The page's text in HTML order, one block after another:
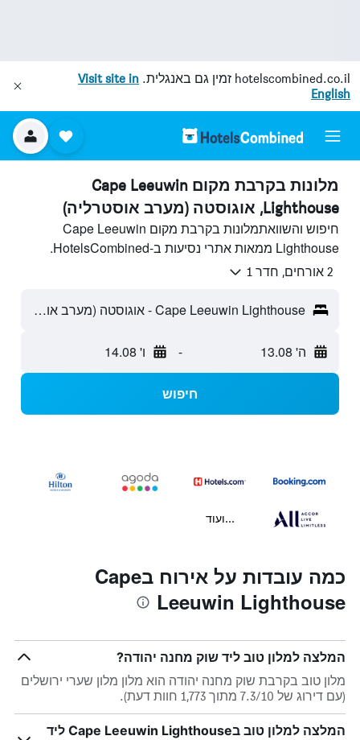
hotelscombined.co.il זמין גם באנגלית. Visit site in
English
מלונות בקרבת מקום Cape Leeuwin
Lighthouse, אוגוסטה (מערב אוסטרליה)
חיפוש והשוואתמלונות בקרבת מקום Cape Leeuwin
Lighthouse ממאות אתרי נסיעות ב-HotelsCombined.
2 אורחים, חדר 1
Cape Leeuwin Lighthouse - אוגוסטה (מערב אוסטרליה), WA, אוסטרליה
ה' 13.08 - ו' 14.08
חיפוש
...ועוד
כמה עובדות על אירוח בCape
Leeuwin Lighthouse
המלצה למלון טוב ליד שוק מחנה יהודה?
מלון טוב בקרבת שוק מחנה יהודה הוא מלון מלון שערי ירושלים
(עם דירוג של 7.3/10 מתוך 1,773 חוות דעת).
המלצה למלון טוב בCape Leeuwin Lighthouse ליד